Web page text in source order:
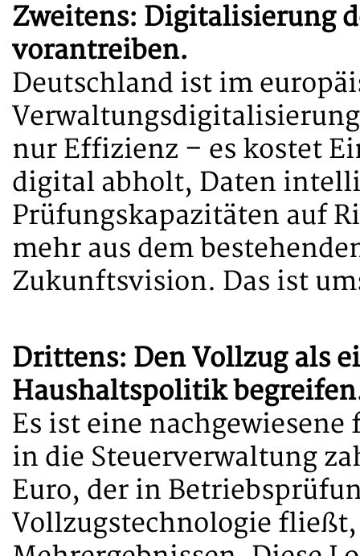
Zweitens: Digitalisierung
vorantreiben.
Deutschland ist im
nur Effizienz – es kostet
digital abholt, Daten
Prüfungskapazitäten auf
mehr aus dem
Zukunftsvision. Das ist
Drittens: Den Vollzug als
Haushaltspolitik
Es ist eine
in die Steuerverwaltung
Euro, der in
Vollzugstechnologie